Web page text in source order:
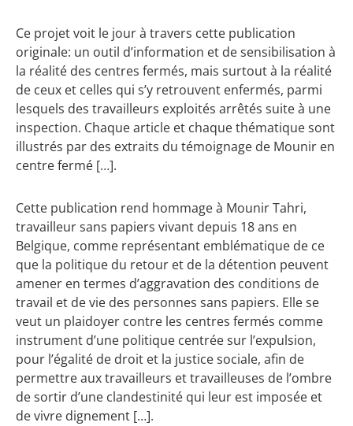
Ce projet voit le jour à travers cette publication
originale: un outil d’information et de sensibilisation à
la réalité des centres fermés, mais surtout à la réalité
de ceux et celles qui s’y retrouvent enfermés, parmi
lesquels des travailleurs exploités arrêtés suite à une
inspection. Chaque article et chaque thématique sont
illustrés par des extraits du témoignage de Mounir en
centre fermé […].
Cette publication rend hommage à Mounir Tahri,
travailleur sans papiers vivant depuis 18 ans en
Belgique, comme représentant emblématique de ce
que la politique du retour et de la détention peuvent
amener en termes d’aggravation des conditions de
travail et de vie des personnes sans papiers. Elle se
veut un plaidoyer contre les centres fermés comme
instrument d’une politique centrée sur l’expulsion,
pour l’égalité de droit et la justice sociale, afin de
permettre aux travailleurs et travailleuses de l’ombre
de sortir d’une clandestinité qui leur est imposée et
de vivre dignement […].